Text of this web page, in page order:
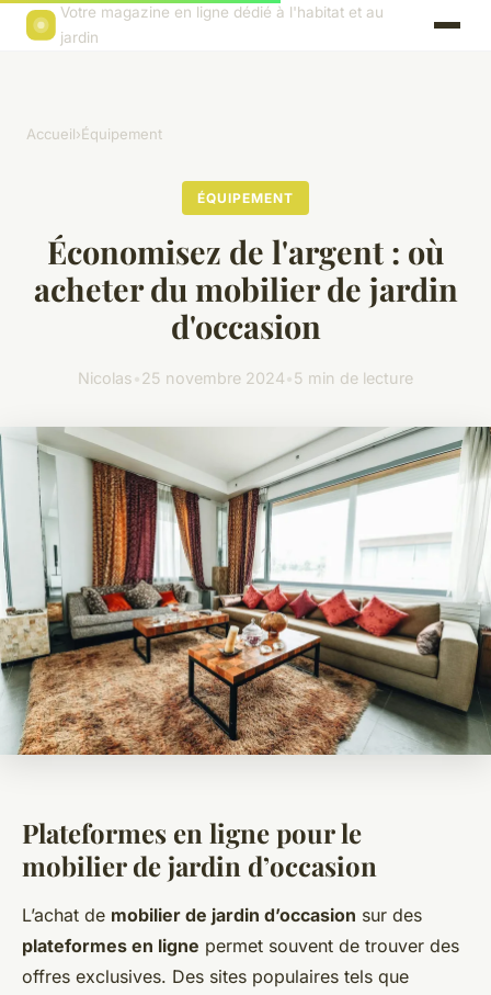
Votre magazine en ligne dédié à l'habitat et au
jardin
Accueil›Équipement
ÉQUIPEMENT
Économisez de l'argent : où
acheter du mobilier de jardin
d'occasion
Nicolas•25 novembre 2024•5 min de lecture
Plateformes en ligne pour le
mobilier de jardin d’occasion
L’achat de mobilier de jardin d’occasion sur des
plateformes en ligne permet souvent de trouver des
offres exclusives. Des sites populaires tels que